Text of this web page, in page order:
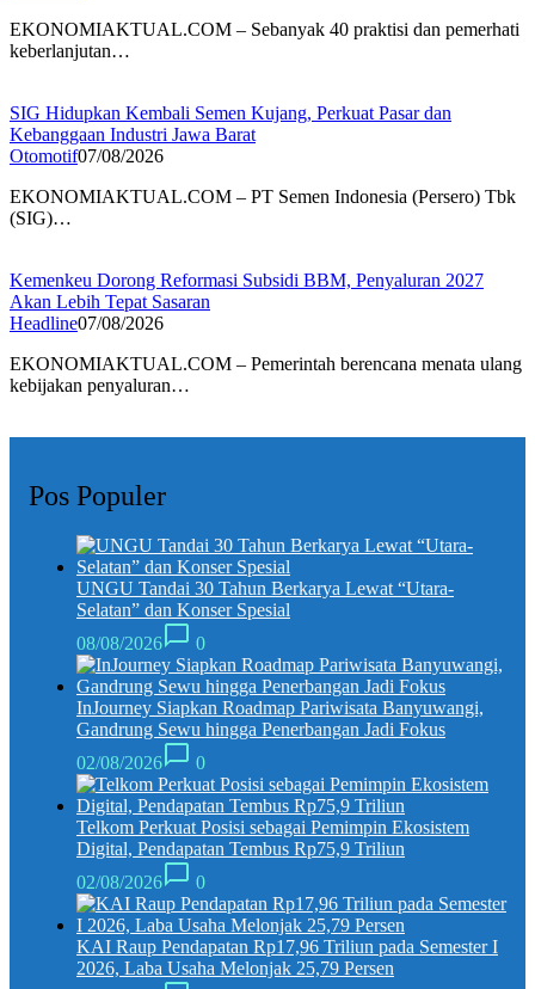
EKONOMIAKTUAL.COM – Sebanyak 40 praktisi dan pemerhati
keberlanjutan…
SIG Hidupkan Kembali Semen Kujang, Perkuat Pasar dan
Kebanggaan Industri Jawa Barat
Otomotif07/08/2026
EKONOMIAKTUAL.COM – PT Semen Indonesia (Persero) Tbk
(SIG)…
Kemenkeu Dorong Reformasi Subsidi BBM, Penyaluran 2027
Akan Lebih Tepat Sasaran
Headline07/08/2026
EKONOMIAKTUAL.COM – Pemerintah berencana menata ulang
kebijakan penyaluran…
Pos Populer
UNGU Tandai 30 Tahun Berkarya Lewat “Utara-
Selatan” dan Konser Spesial
08/08/2026
0
InJourney Siapkan Roadmap Pariwisata Banyuwangi,
Gandrung Sewu hingga Penerbangan Jadi Fokus
02/08/2026
0
Telkom Perkuat Posisi sebagai Pemimpin Ekosistem
Digital, Pendapatan Tembus Rp75,9 Triliun
02/08/2026
0
KAI Raup Pendapatan Rp17,96 Triliun pada Semester I
2026, Laba Usaha Melonjak 25,79 Persen